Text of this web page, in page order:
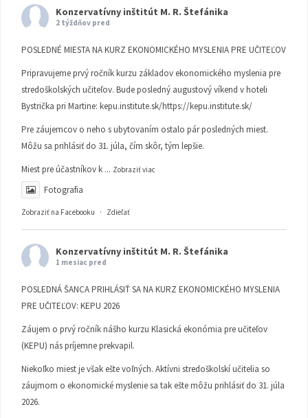
Konzervatívny inštitút M. R. Štefánika
2 týždňov pred
POSLEDNÉ MIESTA NA KURZ EKONOMICKÉHO MYSLENIA PRE UČITEĽOV
Pripravujeme prvý ročník kurzu základov ekonomického myslenia pre
stredoškolských učiteľov. Bude posledný augustový víkend v hoteli
Bystrička pri Martine: kepu.institute.sk/https://kepu.institute.sk/
Pre záujemcov o neho s ubytovaním ostalo pár posledných miest.
Môžu sa prihlásiť do 31. júla, čím skôr, tým lepšie.
Miest pre účastníkov k ... Zobraziť viac
Fotografia
Zobraziť na Facebooku · Zdieľať
Konzervatívny inštitút M. R. Štefánika
1 mesiac pred
POSLEDNÁ ŠANCA PRIHLÁSIŤ SA NA KURZ EKONOMICKÉHO MYSLENIA
PRE UČITEĽOV: KEPU 2026
Záujem o prvý ročník nášho kurzu Klasická ekonómia pre učiteľov
(KEPU) nás príjemne prekvapil.
Niekoľko miest je však ešte voľných. Aktívni stredoškolskí učitelia so
záujmom o ekonomické myslenie sa tak ešte môžu prihlásiť do 31. júla
2026.